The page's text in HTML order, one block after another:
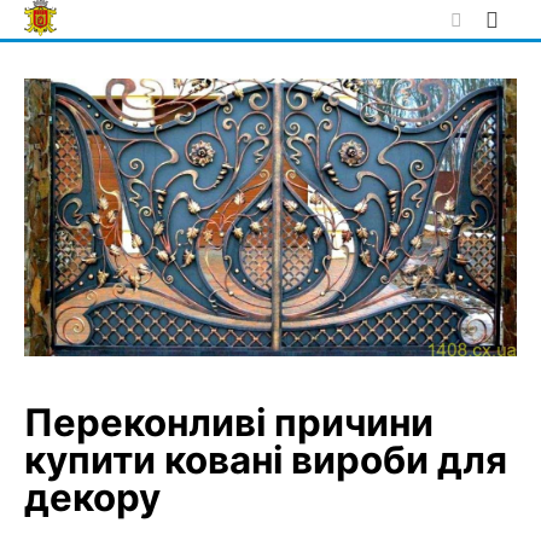
Skip
to
Переконливі причини
купити ковані вироби для
декору